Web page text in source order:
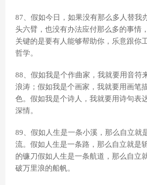
87、假如今日，如果没有那么多人替我
头六臂，也没有办法应付那么多的事情
关键的是要有人能够帮助你，乐意跟你
哲学。
88、假如我是个作曲家，我就要用音符
浪涛；假如我是个画家，我就要用画笔
色。假如我是个诗人，我就要用诗句表
深情。
89、假如人生是一条小溪，那么自立就
流。假如人生是一条路，那么自立就是
的镰刀假如人生是一条航道，那么自立
破万里浪的船帆。